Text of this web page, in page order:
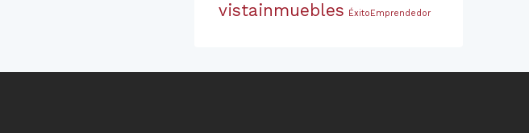
vistainmuebles ÉxitoEmprendedor